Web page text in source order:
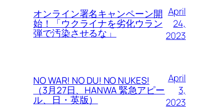
オンライン署名キャンペーン開
始！「ウクライナを劣化ウラン
弾で汚染させるな」
April
24,
2023
NO WAR! NO DU! NO NUKES!
（3月27日、HANWA 緊急アピー
ル、日・英版）
April
3,
2023